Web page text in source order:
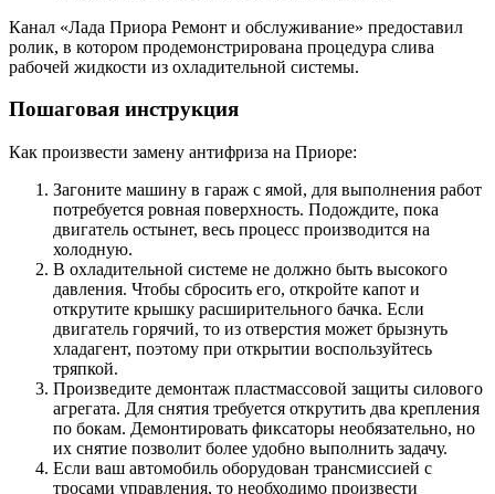
Канал «Лада Приора Ремонт и обслуживание» предоставил
ролик, в котором продемонстрирована процедура слива
рабочей жидкости из охладительной системы.
Пошаговая инструкция
Как произвести замену антифриза на Приоре:
Загоните машину в гараж с ямой, для выполнения работ
потребуется ровная поверхность. Подождите, пока
двигатель остынет, весь процесс производится на
холодную.
В охладительной системе не должно быть высокого
давления. Чтобы сбросить его, откройте капот и
открутите крышку расширительного бачка. Если
двигатель горячий, то из отверстия может брызнуть
хладагент, поэтому при открытии воспользуйтесь
тряпкой.
Произведите демонтаж пластмассовой защиты силового
агрегата. Для снятия требуется открутить два крепления
по бокам. Демонтировать фиксаторы необязательно, но
их снятие позволит более удобно выполнить задачу.
Если ваш автомобиль оборудован трансмиссией с
тросами управления, то необходимо произвести